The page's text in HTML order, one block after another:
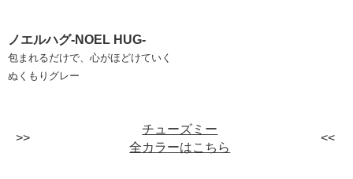
ノエルハグ-NOEL HUG-
包まれるだけで、心がほどけていく
ぬくもりグレー
チューズミー
全カラーはこちら